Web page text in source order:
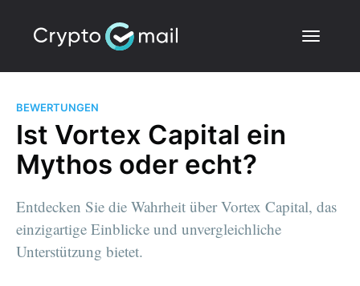
BEWERTUNGEN
Ist Vortex Capital ein
Mythos oder echt?
Entdecken Sie die Wahrheit über Vortex Capital, das
einzigartige Einblicke und unvergleichliche
Unterstützung bietet.